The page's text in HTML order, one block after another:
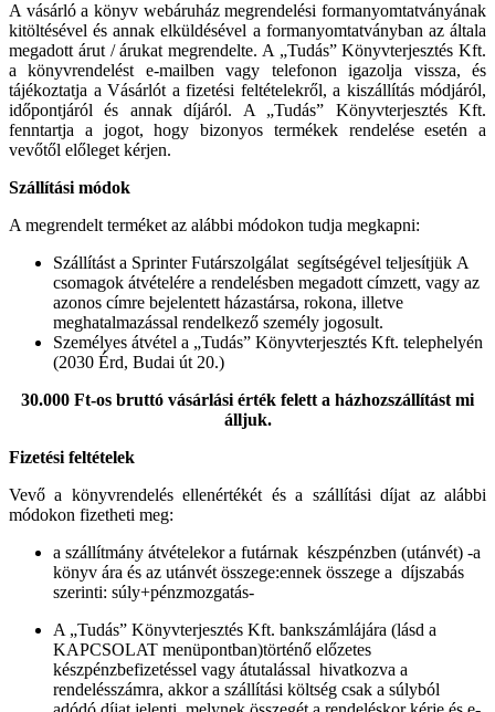
A vásárló a könyv webáruház megrendelési formanyomtatványának
kitöltésével és annak elküldésével a formanyomtatványban az általa
megadott árut / árukat megrendelte. A „Tudás” Könyvterjesztés Kft.
a könyvrendelést e-mailben vagy telefonon igazolja vissza, és
tájékoztatja a Vásárlót a fizetési feltételekről, a kiszállítás módjáról,
időpontjáról és annak díjáról. A „Tudás” Könyvterjesztés Kft.
fenntartja a jogot, hogy bizonyos termékek rendelése esetén a
vevőtől előleget kérjen.
Szállítási módok
A megrendelt terméket az alábbi módokon tudja megkapni:
Szállítást a Sprinter Futárszolgálat segítségével teljesítjük A
csomagok átvételére a rendelésben megadott címzett, vagy az
azonos címre bejelentett házastársa, rokona, illetve
meghatalmazással rendelkező személy jogosult.
Személyes átvétel a „Tudás” Könyvterjesztés Kft. telephelyén
(2030 Érd, Budai út 20.)
30.000 Ft-os bruttó vásárlási érték felett a házhozszállítást mi
álljuk.
Fizetési feltételek
Vevő a könyvrendelés ellenértékét és a szállítási díjat az alábbi
módokon fizetheti meg:
a szállítmány átvételekor a futárnak készpénzben (utánvét) -a
könyv ára és az utánvét összege:ennek összege a díjszabás
szerinti: súly+pénzmozgatás-
A „Tudás” Könyvterjesztés Kft. bankszámlájára (lásd a
KAPCSOLAT menüpontban)történő előzetes
készpénzbefizetéssel vagy átutalással hivatkozva a
rendelésszámra, akkor a szállítási költség csak a súlyból